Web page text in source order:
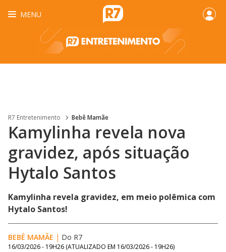
MENU
R7 Entretenimento Bebê Mamãe
Kamylinha revela nova
gravidez, após situação
Hytalo Santos
Kamylinha revela gravidez, em meio polêmica com
Hytalo Santos!
BEBÊ MAMÃE | Do R7
16/03/2026 - 19H26 (ATUALIZADO EM 16/03/2026 - 19H26)